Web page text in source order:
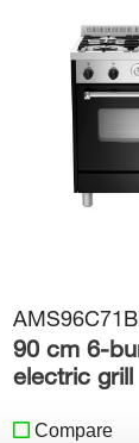
90 cm 6-
electric grill
Compare